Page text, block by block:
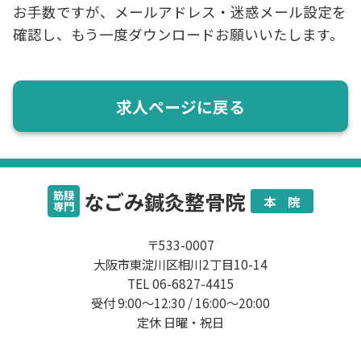
お手数ですが、メールアドレス・迷惑メール設定を
確認し、もう一度ダウンロードお願いいたします。
求人ページに戻る
筋膜
専門 なごみ鍼灸整骨院 本 院
〒533-0007
大阪市東淀川区相川2丁目10-14
TEL 06-6827-4415
受付 9:00～12:30 / 16:00～20:00
定休 日曜・祝日